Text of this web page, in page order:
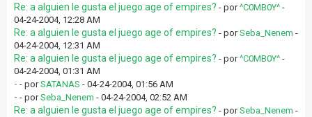
Re: a alguien le gusta el juego age of empires? - por^C0MB0Y^ -
04-24-2004, 12:28 AM
Re: a alguien le gusta el juego age of empires? - porSeba_Nenem -
04-24-2004, 12:31 AM
Re: a alguien le gusta el juego age of empires? - por^C0MB0Y^ -
04-24-2004, 01:31 AM
- - porSATANAS - 04-24-2004, 01:56 AM
- - porSeba_Nenem - 04-24-2004, 02:52 AM
Re: a alguien le gusta el juego age of empires? - porSeba_Nenem -